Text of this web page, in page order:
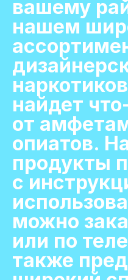
вашему
нашем
найдет
от
опиатов.
продукты
с
можно
или по
также